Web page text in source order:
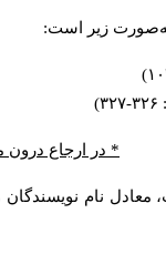
به‌صورت زیر است:
* در ارجاع درون
معادل نام